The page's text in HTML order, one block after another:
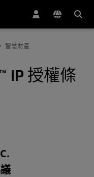
智慧財產
IP 授權條